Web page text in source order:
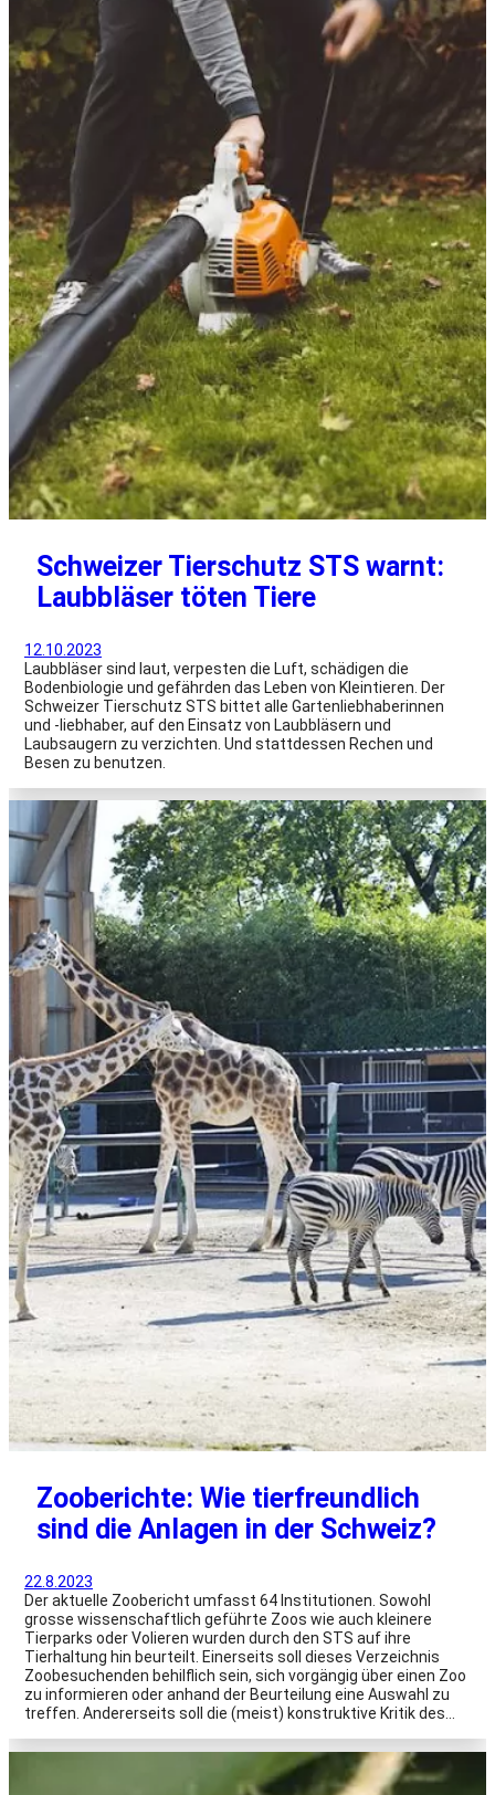
Schweizer Tierschutz STS warnt:
Laubbläser töten Tiere
12.10.2023
Laubbläser sind laut, verpesten die Luft, schädigen die
Bodenbiologie und gefährden das Leben von Kleintieren. Der
Schweizer Tierschutz STS bittet alle Gartenliebhaberinnen
und -liebhaber, auf den Einsatz von Laubbläsern und
Laubsaugern zu verzichten. Und stattdessen Rechen und
Besen zu benutzen.
Zooberichte: Wie tierfreundlich
sind die Anlagen in der Schweiz?
22.8.2023
Der aktuelle Zoobericht umfasst 64 Institutionen. Sowohl
grosse wissenschaftlich geführte Zoos wie auch kleinere
Tierparks oder Volieren wurden durch den STS auf ihre
Tierhaltung hin beurteilt. Einerseits soll dieses Verzeichnis
Zoobesuchenden behilflich sein, sich vorgängig über einen Zoo
zu informieren oder anhand der Beurteilung eine Auswahl zu
treffen. Andererseits soll die (meist) konstruktive Kritik des…